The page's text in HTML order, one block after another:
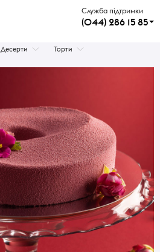
Служба підтримки
(044) 286 15 85
Десерти Торти